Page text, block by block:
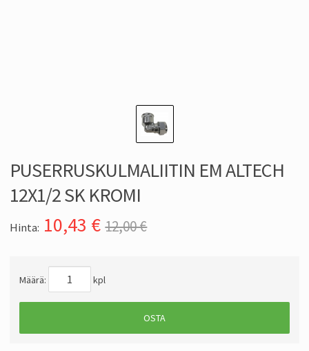
PUSERRUSKULMALIITIN EM ALTECH
12X1/2 SK KROMI
Hinta: 10,43 € 12,00 €
Määrä: kpl
OSTA